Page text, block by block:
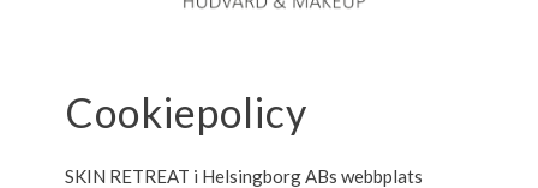
Cookiepolicy
SKIN RETREAT i Helsingborg ABs webbplats